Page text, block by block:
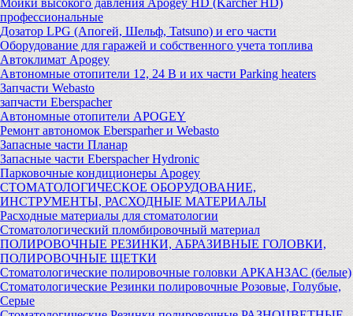
Мойки высокого давления Apogey HD (Karcher HD)
профессиональные
Дозатор LPG (Апогей, Шельф, Tatsuno) и его части
Оборудование для гаражей и собственного учета топлива
Автоклимат Apogey
Автономные отопители 12, 24 В и их части Parking heaters
Запчасти Webasto
запчасти Eberspacher
Автономные отопители APOGEY
Ремонт автономок Ebersparher и Webasto
Запасные части Планар
Запасные части Eberspacher Hydronic
Парковочные кондиционеры Apogey
СТОМАТОЛОГИЧЕСКОЕ ОБОРУДОВАНИЕ,
ИНСТРУМЕНТЫ, РАСХОДНЫЕ МАТЕРИАЛЫ
Расходные материалы для стоматологии
Стоматологический пломбировочный материал
ПОЛИРОВОЧНЫЕ РЕЗИНКИ, АБРАЗИВНЫЕ ГОЛОВКИ,
ПОЛИРОВОЧНЫЕ ЩЕТКИ
Стоматологические полировочные головки АРКАНЗАС (белые)
Стоматологические Резинки полировочные Розовые, Голубые,
Серые